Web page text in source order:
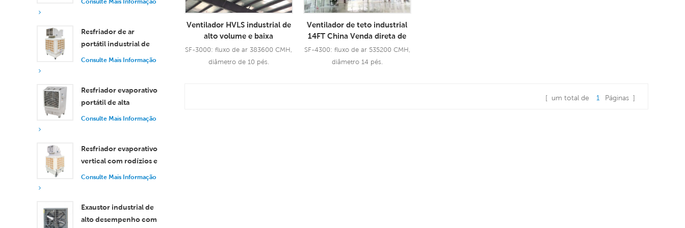
Resfriador de ar
portátil industrial de
18.000 m³/h com
grandes espaços.
Consulte Mais Informação
Resfriador evaporativo
portátil de alta
eficiência com
remoto.
Consulte Mais Informação
Resfriador evaporativo
vertical com rodízios e
controle remoto, com
Consulte Mais Informação
Exaustor industrial de
alto desempenho com
Ventilador HVLS industrial de
alto volume e baixa
velocidade com lâminas
grandes de aerometal
SF-3000: fluxo de ar 383600 CMH,
diâmetro de 10 pés.
Ventilador de teto industrial
14FT China Venda direta de
fábrica Restaurante de
ventiladores HVLS
SF-4300: fluxo de ar 535200 CMH,
diâmetro 14 pés.
[ um total de 1 Páginas ]